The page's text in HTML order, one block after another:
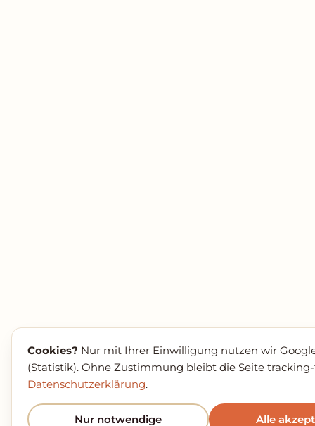
Cookies? Nur mit Ihrer Einwilligung nutzen wir
(Statistik). Ohne Zustimmung bleibt die Seite tracking-
Datenschutzerklärung.
Nur notwendige Alle